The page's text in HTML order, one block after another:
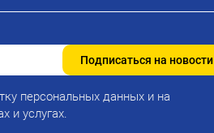
Подписаться на новости
персональных данных и на
и услугах.